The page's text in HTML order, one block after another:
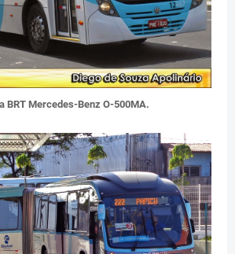
BRT Mercedes-Benz O-500MA.